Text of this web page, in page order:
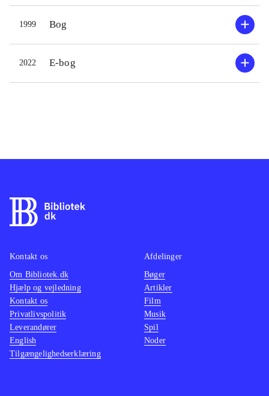
1999 Bog
2022 E-bog
Kontakt os
Om Bibliotek.dk
Hjælp og vejledning
Kontakt os
Privatlivspolitik
Leverandører
English
Tilgængelighedserklæring
Afdelinger
Bøger
Artikler
Film
Musik
Spil
Noder